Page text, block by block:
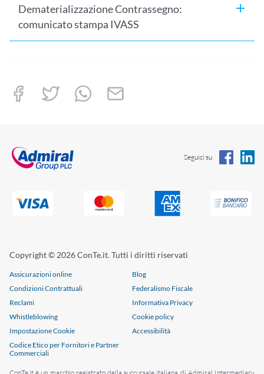
Dematerializzazione Contrassegno:
comunicato stampa IVASS
180 del Codice della Strada, di tenere a bordo del veicolo
Seguici su
Copyright © 2026 ConTe.it. Tutti i diritti riservati
Assicurazioni online
Blog
Condizioni Contrattuali
Federalismo Fiscale
Reclami
Informativa Privacy
Whistleblowing
Cookie policy
Impostazione Cookie
Accessibilità
Codice Etico per Fornitori e Partner
Commerciali